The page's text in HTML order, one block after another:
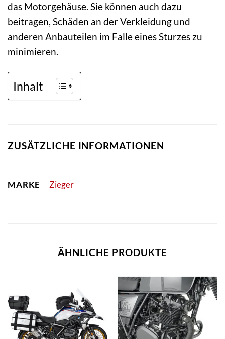
das Motorgehäuse. Sie können auch dazu
beitragen, Schäden an der Verkleidung und
anderen Anbauteilen im Falle eines Sturzes zu
minimieren.
Inhalt
ZUSÄTZLICHE INFORMATIONEN
MARKE Zieger
ÄHNLICHE PRODUKTE